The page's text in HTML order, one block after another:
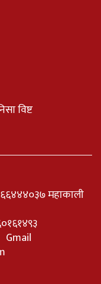
विष्ट
महाकाली
Gmail